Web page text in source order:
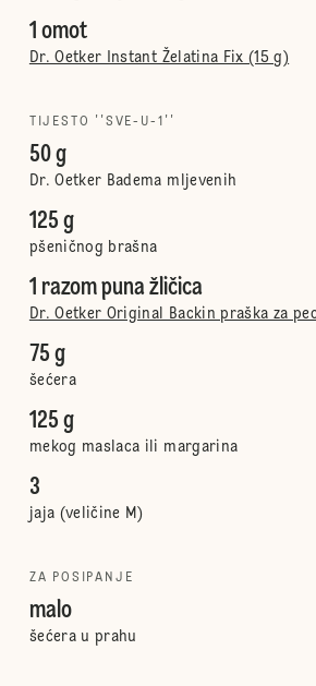
1 omot
Dr. Oetker Instant Želatina Fix (15 g)
TIJESTO ''SVE-U-1''
50 g
Dr. Oetker Badema mljevenih
125 g
pšeničnog brašna
1 razom puna žličica
Dr. Oetker Original Backin praška za
75 g
šećera
125 g
mekog maslaca ili margarina
3
jaja (veličine M)
ZA POSIPANJE
malo
šećera u prahu